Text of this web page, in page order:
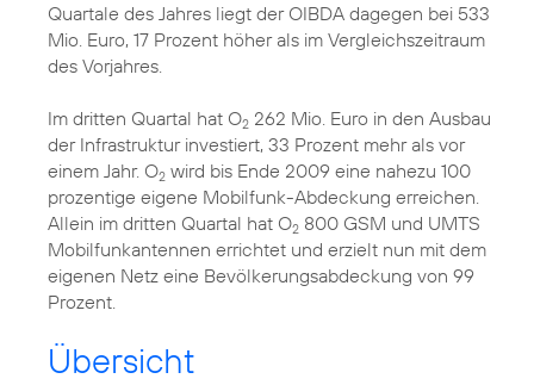
Quartale des Jahres liegt der OIBDA dagegen bei 533
Mio. Euro, 17 Prozent höher als im Vergleichszeitraum
des Vorjahres.
Im dritten Quartal hat O2 262 Mio. Euro in den Ausbau
der Infrastruktur investiert, 33 Prozent mehr als vor
einem Jahr. O2 wird bis Ende 2009 eine nahezu 100
prozentige eigene Mobilfunk-Abdeckung erreichen.
Allein im dritten Quartal hat O2 800 GSM und UMTS
Mobilfunkantennen errichtet und erzielt nun mit dem
eigenen Netz eine Bevölkerungsabdeckung von 99
Prozent.
Übersicht